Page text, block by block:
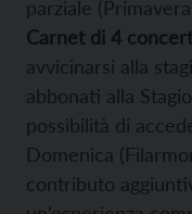
parziale
Carnet di 4
avvicinarsi alla
abbonati alla
possibilità di
Domenica
contributo